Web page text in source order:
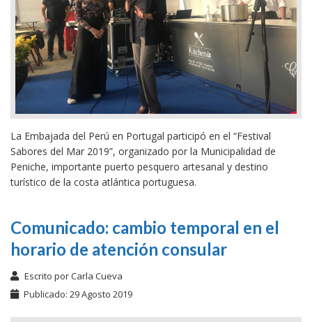
La Embajada del Perú en Portugal participó en el “Festival
Sabores del Mar 2019”, organizado por la Municipalidad de
Peniche, importante puerto pesquero artesanal y destino
turístico de la costa atlántica portuguesa.
Comunicado: cambio temporal en el
horario de atención consular
Escrito porCarla Cueva
Publicado: 29 Agosto 2019